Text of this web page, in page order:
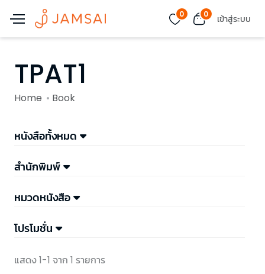
0 0 เข้าสู่ระบบ
TPAT1
Home Book
หนังสือทั้งหมด
สำนักพิมพ์
หมวดหนังสือ
โปรโมชั่น
แสดง 1-1 จาก 1 รายการ